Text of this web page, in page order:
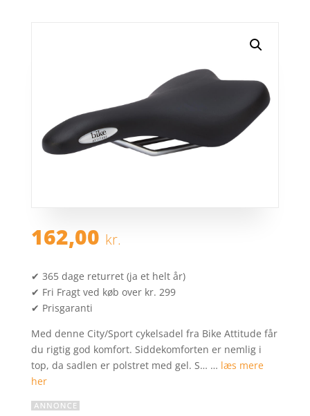
162,00 kr.
✔ 365 dage returret (ja et helt år)
✔ Fri Fragt ved køb over kr. 299
✔ Prisgaranti
Med denne City/Sport cykelsadel fra Bike Attitude får
du rigtig god komfort. Siddekomforten er nemlig i
top, da sadlen er polstret med gel. S… … læs mere
her